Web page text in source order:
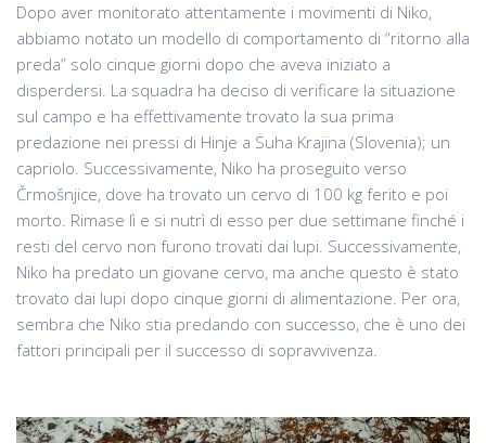
Dopo aver monitorato attentamente i movimenti di Niko,
abbiamo notato un modello di comportamento di “ritorno alla
preda” solo cinque giorni dopo che aveva iniziato a
disperdersi. La squadra ha deciso di verificare la situazione
sul campo e ha effettivamente trovato la sua prima
predazione nei pressi di Hinje a Suha Krajina (Slovenia); un
capriolo. Successivamente, Niko ha proseguito verso
Črmošnjice, dove ha trovato un cervo di 100 kg ferito e poi
morto. Rimase lì e si nutrì di esso per due settimane finché i
resti del cervo non furono trovati dai lupi. Successivamente,
Niko ha predato un giovane cervo, ma anche questo è stato
trovato dai lupi dopo cinque giorni di alimentazione. Per ora,
sembra che Niko stia predando con successo, che è uno dei
fattori principali per il successo di sopravvivenza.